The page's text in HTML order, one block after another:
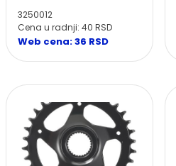
3250012
Cena u radnji: 40 RSD
Web cena: 36 RSD